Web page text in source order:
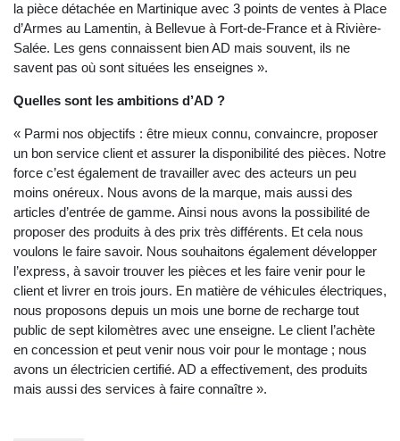
la pièce détachée en Martinique avec 3 points de ventes à Place
d’Armes au Lamentin, à Bellevue à Fort-de-France et à Rivière-
Salée. Les gens connaissent bien AD mais souvent, ils ne
savent pas où sont situées les enseignes ».
Quelles sont les ambitions d’AD ?
« Parmi nos objectifs : être mieux connu, convaincre, proposer
un bon service client et assurer la disponibilité des pièces. Notre
force c’est également de travailler avec des acteurs un peu
moins onéreux. Nous avons de la marque, mais aussi des
articles d’entrée de gamme. Ainsi nous avons la possibilité de
proposer des produits à des prix très différents. Et cela nous
voulons le faire savoir. Nous souhaitons également développer
l’express, à savoir trouver les pièces et les faire venir pour le
client et livrer en trois jours. En matière de véhicules électriques,
nous proposons depuis un mois une borne de recharge tout
public de sept kilomètres avec une enseigne. Le client l’achète
en concession et peut venir nous voir pour le montage ; nous
avons un électricien certifié. AD a effectivement, des produits
mais aussi des services à faire connaître ».